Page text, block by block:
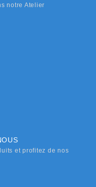
notre Atelier
et profitez de nos